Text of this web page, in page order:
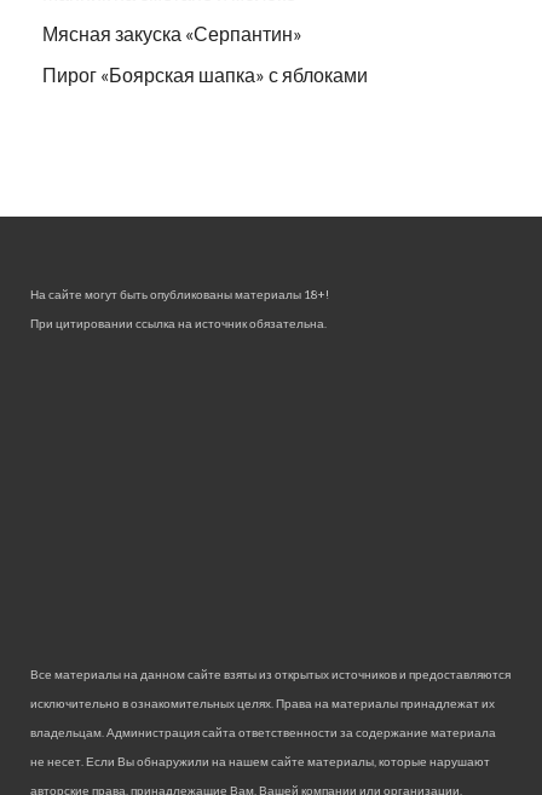
Мясная закуска «Серпантин»
Пирог «Боярская шапка» с яблоками
На сайте могут быть опубликованы материалы 18+!
При цитировании ссылка на источник обязательна.
Все материалы на данном сайте взяты из открытых источников и предоставляются
исключительно в ознакомительных целях. Права на материалы принадлежат их
владельцам. Администрация сайта ответственности за содержание материала
не несет. Если Вы обнаружили на нашем сайте материалы, которые нарушают
авторские права, принадлежащие Вам, Вашей компании или организации,